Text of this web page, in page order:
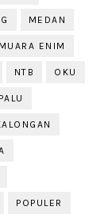
MEDAN
MUARA ENIM
NTB OKU
PALU
POPULER